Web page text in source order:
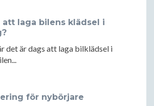
laga bilens klädsel i
det är dags att laga bilklädsel i
för nybörjare